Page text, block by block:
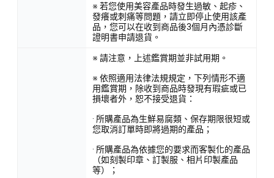
※ 若您使用美容產品時發生過敏、起疹、
發癢或刺痛等問題，請立即停止使用該產
品，您可以在收到商品後3個月內憑診斷
證明書申請退貨。
※ 請注意，上述鑑賞期並非試用期。
※ 依照適用法律法規規定，下列情形不適
用鑑賞期，除收到商品時發現有瑕疵或已
損壞者外，恕不接受退貨：
· 所購產品為生鮮易腐類、保存期限很短或
您取消訂單時即將過期的產品；
· 所購產品為依據您的要求而客製化的產品
（如刻製印章、訂製服、相片印製產品
等）；